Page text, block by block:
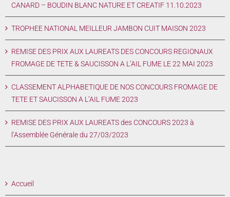
CANARD – BOUDIN BLANC NATURE ET CREATIF 11.10.2023
TROPHEE NATIONAL MEILLEUR JAMBON CUIT MAISON 2023
REMISE DES PRIX AUX LAUREATS DES CONCOURS REGIONAUX
FROMAGE DE TETE & SAUCISSON A L’AIL FUME LE 22 MAI 2023
CLASSEMENT ALPHABETIQUE DE NOS CONCOURS FROMAGE DE
TETE ET SAUCISSON A L’AIL FUME 2023
REMISE DES PRIX AUX LAUREATS des CONCOURS 2023 à
l’Assemblée Générale du 27/03/2023
Accueil